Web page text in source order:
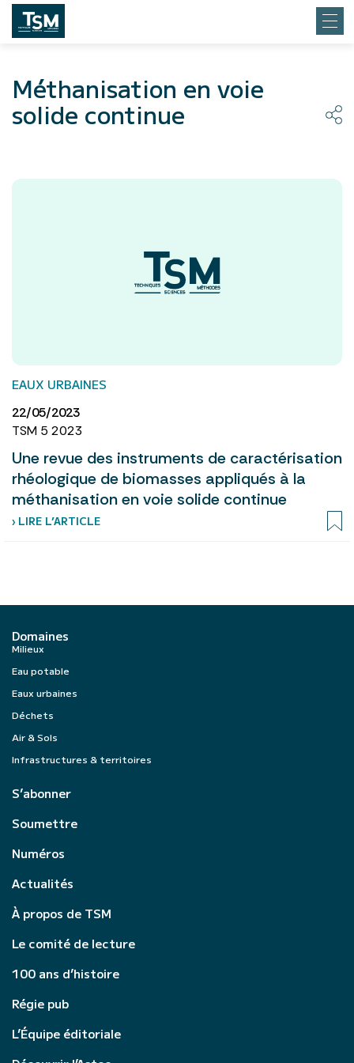
Méthanisation en voie
solide continue
EAUX URBAINES
22/05/2023
TSM 5 2023
Une revue des instruments de caractérisation
rhéologique de biomasses appliqués à la
méthanisation en voie solide continue
› LIRE L’ARTICLE
Domaines
Milieux
Eau potable
Eaux urbaines
Déchets
Air & Sols
Infrastructures & territoires
S’abonner
Soumettre
Numéros
Actualités
À propos de TSM
Le comité de lecture
100 ans d’histoire
Régie pub
L’Équipe éditoriale